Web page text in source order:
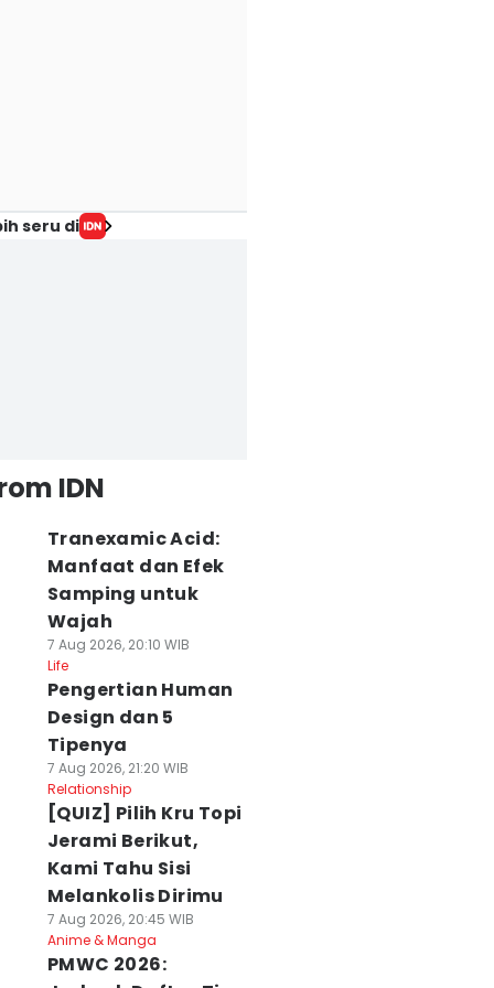
seru di
IDN
Tranexamic Acid:
Manfaat dan Efek
Samping untuk
Wajah
7 Aug 2026, 20:10 WIB
Life
Pengertian Human
Design dan 5
Tipenya
7 Aug 2026, 21:20 WIB
Relationship
[QUIZ] Pilih Kru Topi
Jerami Berikut,
Kami Tahu Sisi
Melankolis Dirimu
7 Aug 2026, 20:45 WIB
Anime & Manga
PMWC 2026: